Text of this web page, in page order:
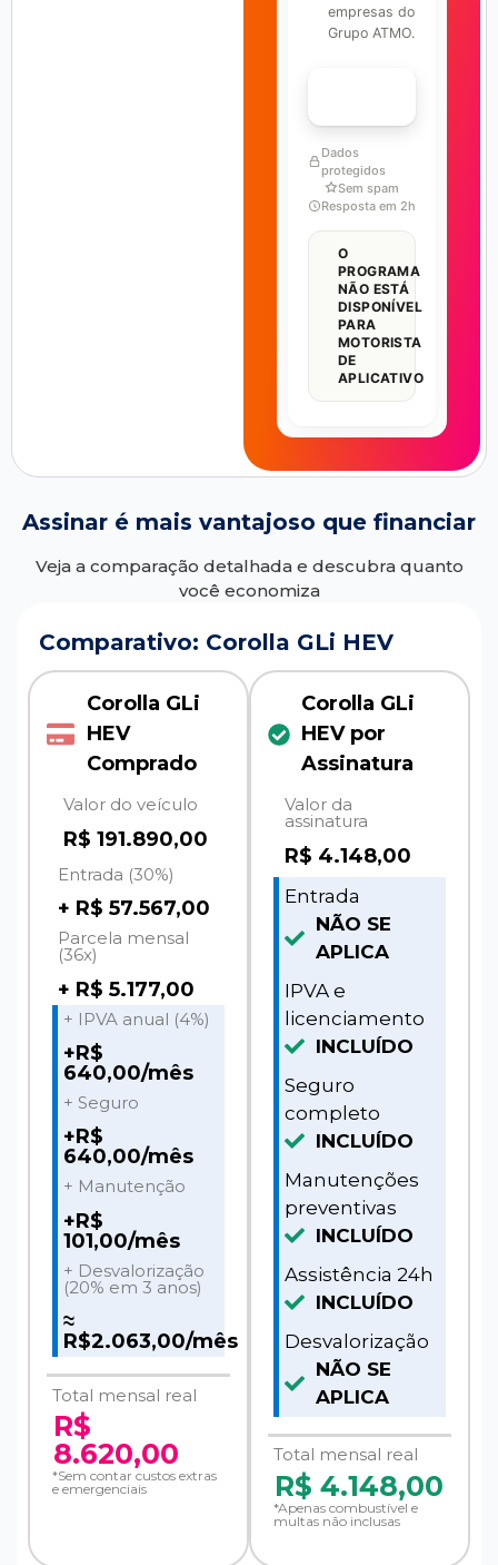
empresas do
Grupo ATMO.
Dados
protegidos
Sem spam
Resposta em 2h
O
PROGRAMA
NÃO ESTÁ
DISPONÍVEL
PARA
MOTORISTA
DE
APLICATIVO
Assinar é mais vantajoso que financiar
Veja a comparação detalhada e descubra quanto
você economiza
Comparativo: Corolla GLi HEV
Corolla GLi
HEV
Comprado
Valor do veículo
R$ 191.890,00
Entrada (30%)
+ R$ 57.567,00
Parcela mensal
(36x)
+ R$ 5.177,00
+ IPVA anual (4%)
+R$
640,00/mês
+ Seguro
+R$
640,00/mês
+ Manutenção
+R$
101,00/mês
+ Desvalorização
(20% em 3 anos)
≈
R$2.063,00/mês
Total mensal real
R$
8.620,00
*Sem contar custos extras
e emergenciais
Corolla GLi
HEV por
Assinatura
Valor da
assinatura
R$ 4.148,00
Entrada
NÃO SE
APLICA
IPVA e
licenciamento
INCLUÍDO
Seguro
completo
INCLUÍDO
Manutenções
preventivas
INCLUÍDO
Assistência 24h
INCLUÍDO
Desvalorização
NÃO SE
APLICA
Total mensal real
R$ 4.148,00
*Apenas combustível e
multas não inclusas